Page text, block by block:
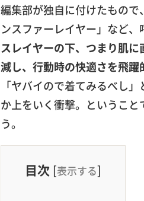
編集部が独自に付けたもの
ンスファーレイヤー」など、
スレイヤーの下、つまり肌
減し、行動時の快適さを飛
「ヤバイので着てみるべし
か上をいく衝撃。というこ
う。
目次 [表示する]